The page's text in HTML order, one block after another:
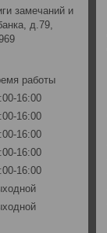
замечаний и
д.79,
работы
16:00
16:00
16:00
16:00
16:00